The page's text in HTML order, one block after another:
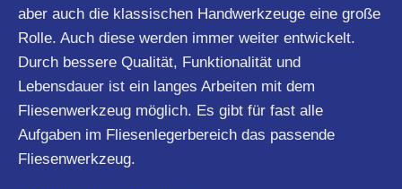
aber auch die klassischen Handwerkzeuge eine große
Rolle. Auch diese werden immer weiter entwickelt.
Durch bessere Qualität, Funktionalität und
Lebensdauer ist ein langes Arbeiten mit dem
Fliesenwerkzeug möglich. Es gibt für fast alle
Aufgaben im Fliesenlegerbereich das passende
Fliesenwerkzeug.